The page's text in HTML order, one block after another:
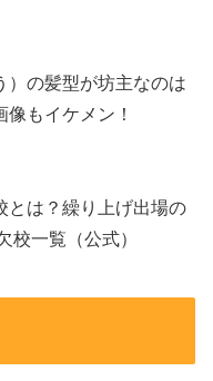
は「き」「いつき」
一方で、人名の読みに
、人名ではこの読みが
と正答しにくい読み方
字？」という疑問につ
）の髪型が坊主なのは
もイケメン！
とは？繰り上げ出場の
校一覧（公式）